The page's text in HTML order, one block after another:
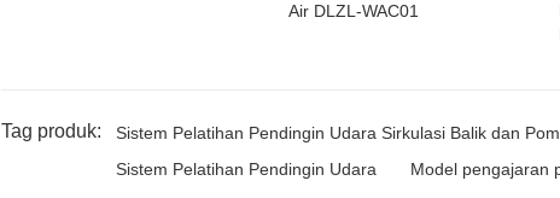
Air DLZL-WAC01
Tag produk: Sistem Pelatihan Pendingin Udara Sirkulasi Balik dan
Sistem Pelatihan Pendingin Udara
Model pengajaran